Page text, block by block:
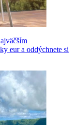
eur a oddýchnete si